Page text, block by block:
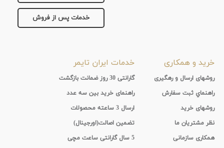
لنز
میزان
تیرگی
لنز
خدمات پس از فروش
خرید و همکاری
روشهای ارسال و رهگیری
راهنماي ثبت سفارش
روشهای خرید
نظر مشتریان ما
همکاری سازمانی
خدمات ایران تایمر
گارانتی 30 روز ضمانت بازگشت
راهنمای خرید بین سه عدد
ارسال 3 ساعته محصولات
تضمین اصالت(اورجینال)
5 سال گارانتی ساعت مچی